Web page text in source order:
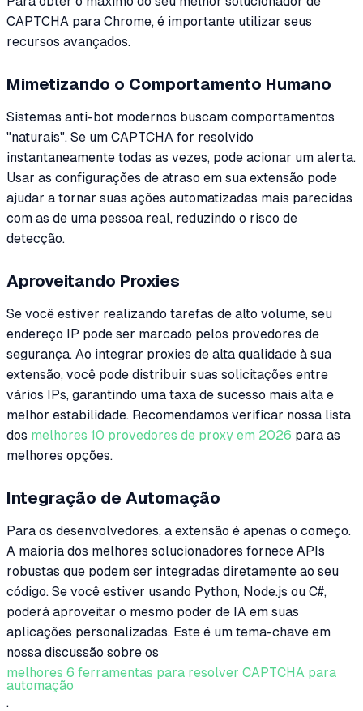
CAPTCHA para Chrome, é importante utilizar seus
recursos avançados.
Mimetizando o Comportamento Humano
Sistemas anti-bot modernos buscam comportamentos
"naturais". Se um CAPTCHA for resolvido
instantaneamente todas as vezes, pode acionar um alerta.
Usar as configurações de atraso em sua extensão pode
ajudar a tornar suas ações automatizadas mais parecidas
com as de uma pessoa real, reduzindo o risco de
detecção.
Aproveitando Proxies
Se você estiver realizando tarefas de alto volume, seu
endereço IP pode ser marcado pelos provedores de
segurança. Ao integrar proxies de alta qualidade à sua
extensão, você pode distribuir suas solicitações entre
vários IPs, garantindo uma taxa de sucesso mais alta e
melhor estabilidade. Recomendamos verificar nossa lista
dos melhores 10 provedores de proxy em 2026 para as
melhores opções.
Integração de Automação
Para os desenvolvedores, a extensão é apenas o começo.
A maioria dos melhores solucionadores fornece APIs
robustas que podem ser integradas diretamente ao seu
código. Se você estiver usando Python, Node.js ou C#,
poderá aproveitar o mesmo poder de IA em suas
aplicações personalizadas. Este é um tema-chave em
nossa discussão sobre os
melhores 6 ferramentas para resolver CAPTCHA para
automação
.